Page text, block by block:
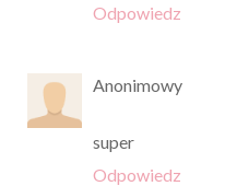
Odpowiedz
Anonimowy
super
Odpowiedz